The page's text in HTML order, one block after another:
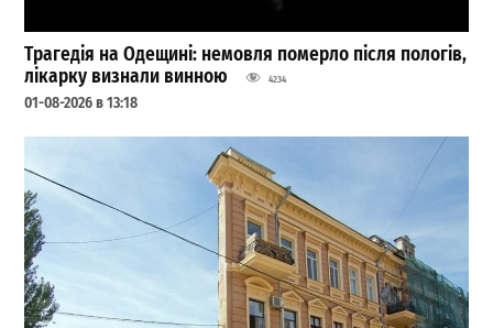
Трагедія на Одещині: немовля померло після пологів,
лікарку визнали винною
4234
01-08-2026 в 13:18